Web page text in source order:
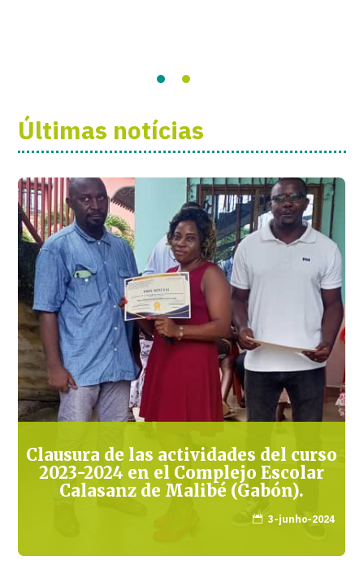
Últimas notícias
Clausura de las actividades del curso
2023-2024 en el Complejo Escolar
Calasanz de Malibé (Gabón).
 3-junho-2024